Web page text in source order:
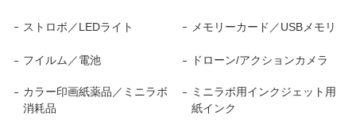
ストロボ／LEDライト メモリーカード／USBメモリ
フイルム／電池 ドローン/アクションカメラ
カラー印画紙薬品／ミニラボ
消耗品
ミニラボ用インクジェット用
紙インク